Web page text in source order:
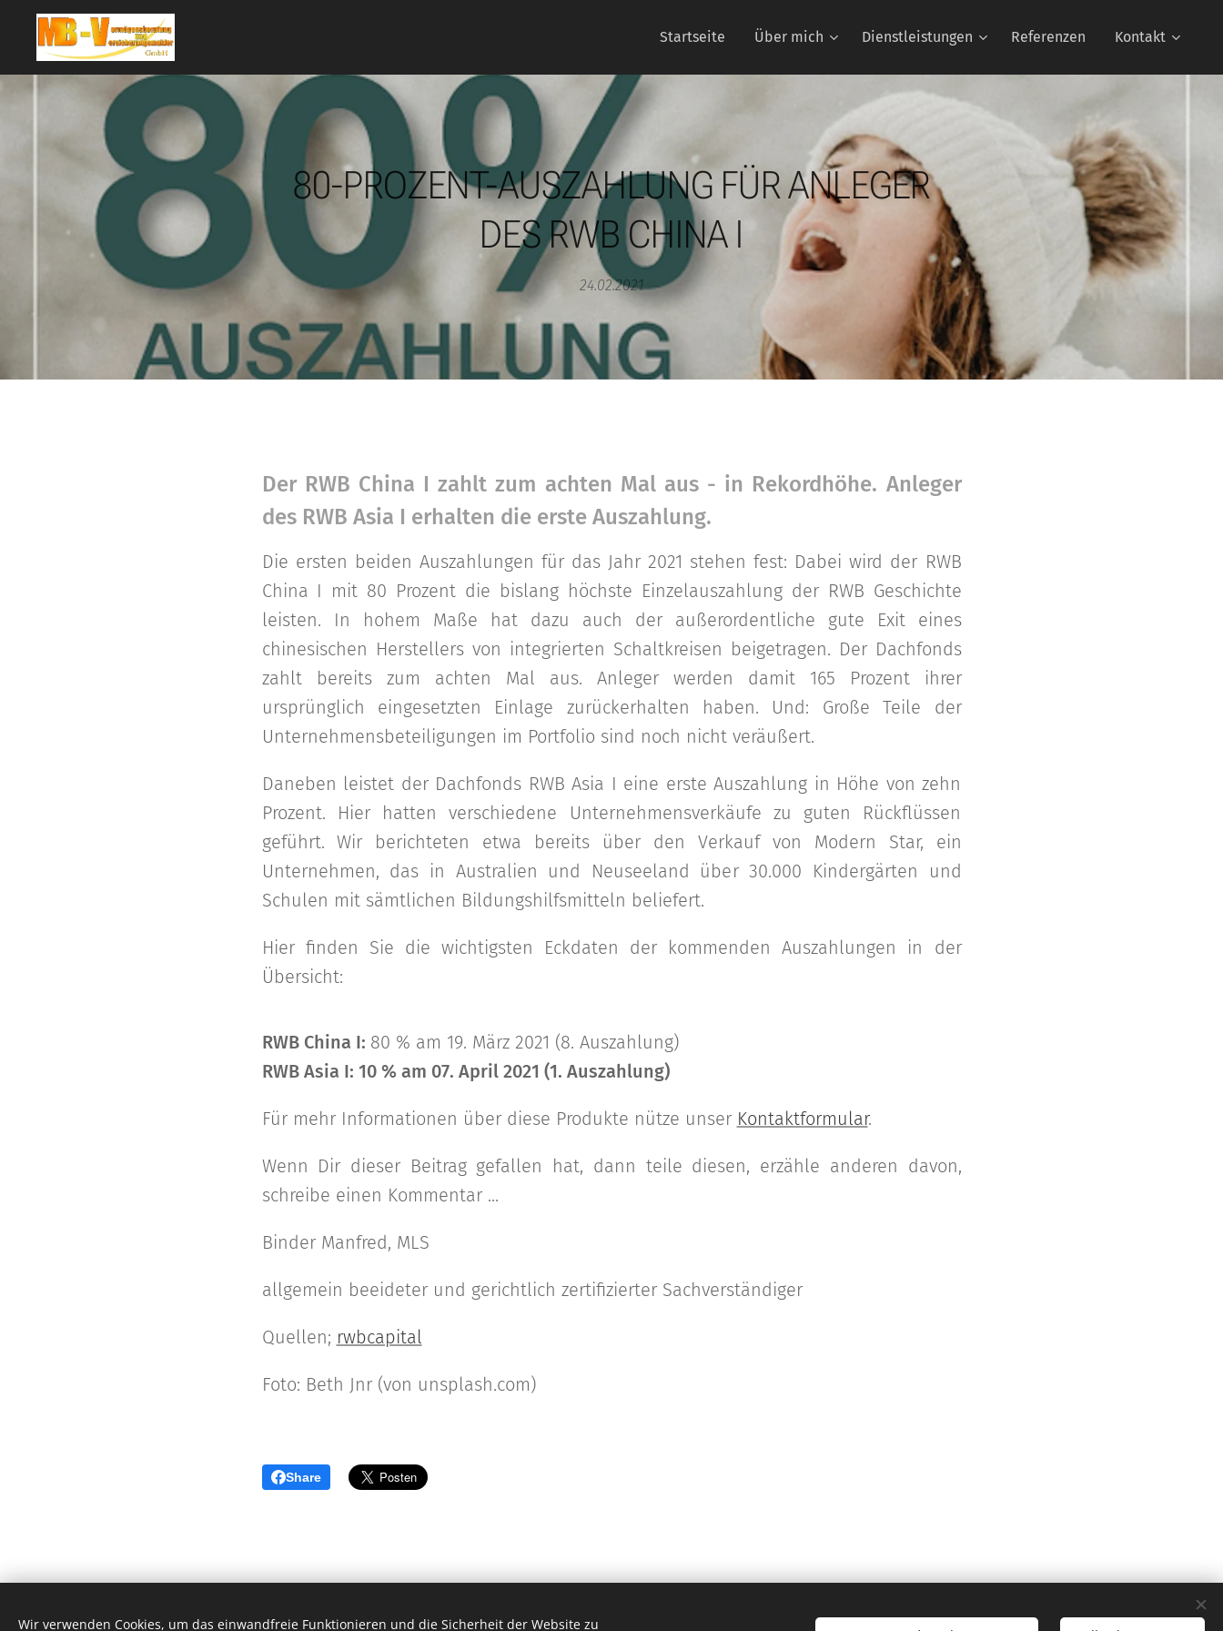
Startseite Über mich Dienstleistungen Referenzen Kontakt
80-PROZENT-AUSZAHLUNG FÜR ANLEGER
DES RWB CHINA I
24.02.2021
Der RWB China I zahlt zum achten Mal aus - in Rekordhöhe. Anleger
des RWB Asia I erhalten die erste Auszahlung.
Die ersten beiden Auszahlungen für das Jahr 2021 stehen fest: Dabei wird der RWB
China I mit 80 Prozent die bislang höchste Einzelauszahlung der RWB Geschichte
leisten. In hohem Maße hat dazu auch der außerordentliche gute Exit eines
chinesischen Herstellers von integrierten Schaltkreisen beigetragen. Der Dachfonds
zahlt bereits zum achten Mal aus. Anleger werden damit 165 Prozent ihrer
ursprünglich eingesetzten Einlage zurückerhalten haben. Und: Große Teile der
Unternehmensbeteiligungen im Portfolio sind noch nicht veräußert.
Daneben leistet der Dachfonds RWB Asia I eine erste Auszahlung in Höhe von zehn
Prozent. Hier hatten verschiedene Unternehmensverkäufe zu guten Rückflüssen
geführt. Wir berichteten etwa bereits über den Verkauf von Modern Star, ein
Unternehmen, das in Australien und Neuseeland über 30.000 Kindergärten und
Schulen mit sämtlichen Bildungshilfsmitteln beliefert.
Hier finden Sie die wichtigsten Eckdaten der kommenden Auszahlungen in der
Übersicht:
RWB China I: 80 % am 19. März 2021 (8. Auszahlung)
RWB Asia I: 10 % am 07. April 2021 (1. Auszahlung)
Für mehr Informationen über diese Produkte nütze unser Kontaktformular.
Wenn Dir dieser Beitrag gefallen hat, dann teile diesen, erzähle anderen davon,
schreibe einen Kommentar ...
Binder Manfred, MLS
allgemein beeideter und gerichtlich zertifizierter Sachverständiger
Quellen; rwbcapital
Foto: Beth Jnr (von unsplash.com)
Share
Wir verwenden Cookies, um das einwandfreie Funktionieren und die Sicherheit der Website zu